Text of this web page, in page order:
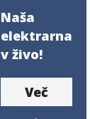
Naša
elektrarna
v živo!
Več